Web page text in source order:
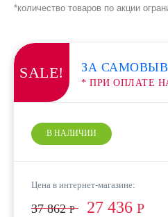
*количество товаров по акции
SALE! ЗА
* ПРИ ОПЛАТЕ
В НАЛИЧИИ
Цена в интернет-магазине:
37 862Р 27 436 Р